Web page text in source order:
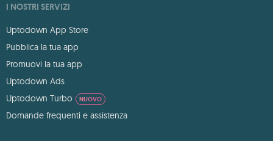
I NOSTRI SERVIZI
Uptodown App Store
Pubblica la tua app
Promuovi la tua app
Uptodown Ads
Uptodown Turbo
NUOVO
Domande frequenti e assistenza